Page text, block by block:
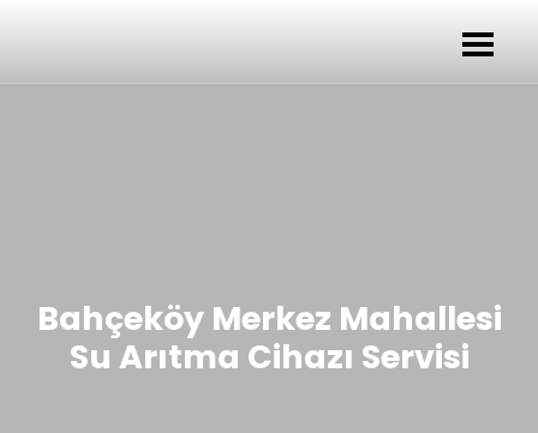
Bahçeköy Merkez Mahallesi
Su Arıtma Cihazı Servisi